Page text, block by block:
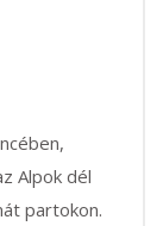
Alpok dél
partokon.